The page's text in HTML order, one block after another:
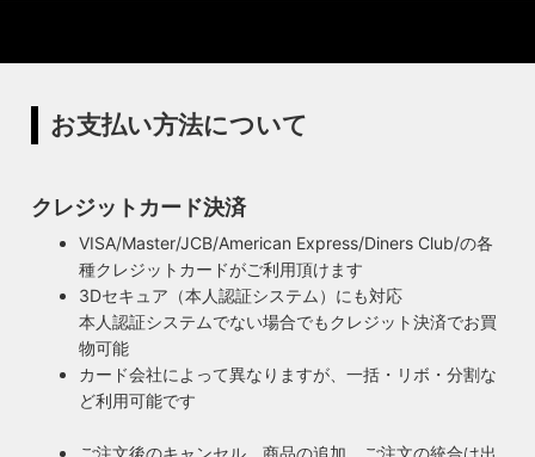
お支払い方法について
クレジットカード決済
VISA/Master/JCB/American Express/Diners Club/の各
種クレジットカードがご利用頂けます
3Dセキュア（本人認証システム）にも対応
本人認証システムでない場合でもクレジット決済でお買
物可能
カード会社によって異なりますが、一括・リボ・分割な
ど利用可能です
ご注文後のキャンセル、商品の追加、ご注文の統合は出